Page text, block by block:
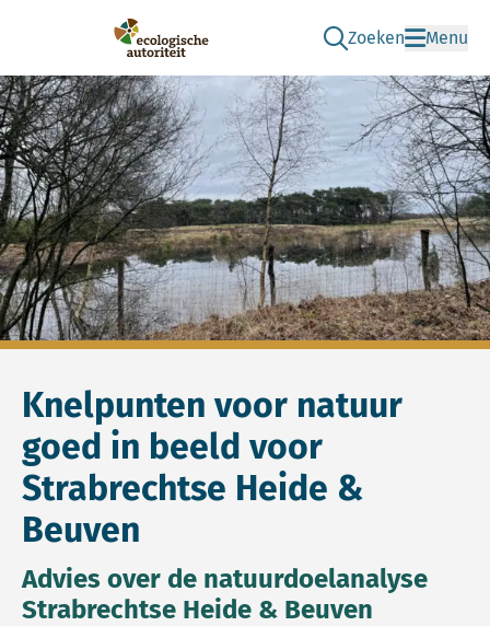
Ecologische Autoriteit
Zoeken
Ga naar de zoek
Menu
Knelpunten voor natuur
goed in beeld voor
Strabrechtse Heide &
Beuven
Advies over de natuurdoelanalyse
Strabrechtse Heide & Beuven